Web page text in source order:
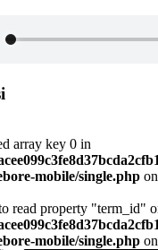
array key 0 in
mobile/single.php
read property "term_id"
mobile/single.php